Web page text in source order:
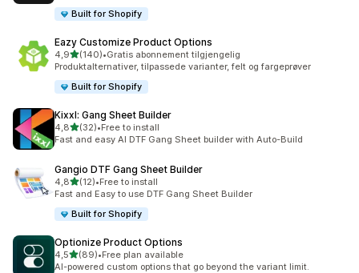
Built for Shopify
Eazy Customize Product Options
4,9av 5 stjerner
(140)
Totalt 140 omtaler
•Gratis abonnement tilgjengelig
Produktalternativer, tilpassede varianter, felt og fargeprøver
Built for Shopify
Kixxl: Gang Sheet Builder
4,8av 5 stjerner
(32)
Totalt 32 omtaler
•Free to install
Fast and easy AI DTF Gang Sheet builder with Auto-Build
Gangio DTF Gang Sheet Builder
4,8av 5 stjerner
(12)
Totalt 12 omtaler
•Free to install
Fast and Easy to use DTF Gang Sheet Builder
Built for Shopify
Optionize Product Options
4,5av 5 stjerner
(89)
Totalt 89 omtaler
•Free plan available
AI-powered custom options that go beyond the variant limit.